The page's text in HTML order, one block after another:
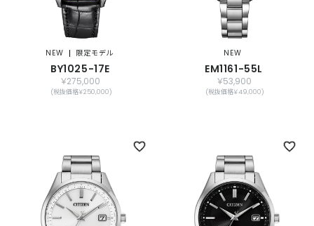
限定モデル
NEW
BY1025-17E
￥275,000
(税抜価格￥250,000)
NEW
EM1161-55L
￥53,900
(税抜価格￥49,000)